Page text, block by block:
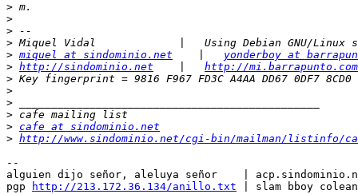
>
>
>
>
> miquel at sindominio.net
yonderboy at
> http://sindominio.net
http://
>
>
>
>
> cafe at sindominio.net
> http://www.sindominio.net/cgi-bin/mailman/listinfo/
--
alguien dijo señor, aleluya señor    |
pgp
http://213.172.36.134/anillo.txt | slam bboy